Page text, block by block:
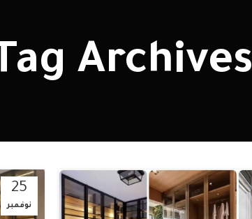
غرف نوم مودرن
غرف نوم نيو كلاسيك
Tag Archives: اشكال دريسنج روم
25
نوفمبر